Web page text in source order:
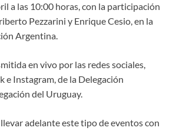
a las 10:00 horas, con la participación
Pezzarini y Enrique Cesio, en la
Argentina.
en vivo por las redes sociales,
e Instagram, de la Delegación
del Uruguay.
adelante este tipo de eventos con